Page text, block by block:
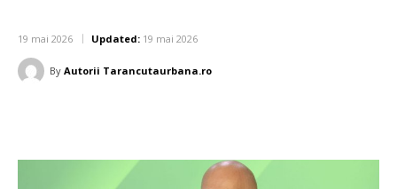
19 mai 2026 Updated: 19 mai 2026
By Autorii Tarancutaurbana.ro